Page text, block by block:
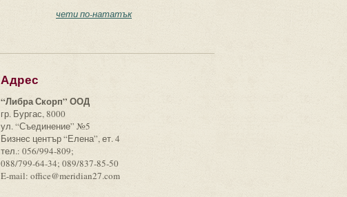
чети по-нататък
Адрес
“Либра Скорп” ООД
гр. Бургас, 8000
ул. “Съединение” №5
Бизнес център “Елена”, ет. 4
тел.: 056/994-809;
088/799-64-34; 089/837-85-50
E-mail: office@meridian27.com